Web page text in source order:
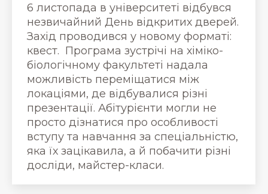
6 листопада в університеті відбувся
незвичайний День відкритих дверей.
Захід проводився у новому форматі:
квест. Програма зустрічі на хіміко-
біологічному факультеті надала
можливість переміщатися між
локаціями, де відбувалися різні
презентації. Абітурієнти могли не
просто дізнатися про особливості
вступу та навчання за спеціальністю,
яка їх зацікавила, а й побачити різні
досліди, майстер-класи.